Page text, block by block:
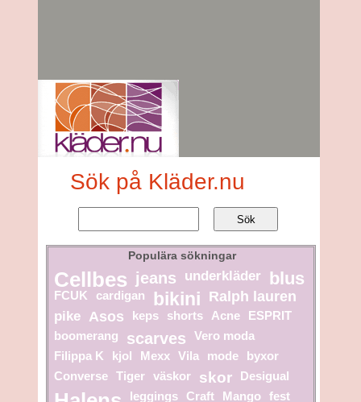
Sök på Kläder.nu
Populära sökningar
Cellbes jeans underkläder blus
FCUK cardigan bikini Ralph lauren
pike Asos keps shorts Acne
ESPRIT
boomerang
scarves
Vero moda
Filippa K
kjol Mexx Vila mode
byxor
Converse Tiger väskor skor Desigual
leggings Craft Mango fest